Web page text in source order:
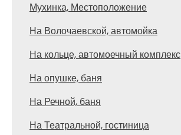
Мухинка, Местоположение
На Волочаевской, автомойка
На кольце, автомоечный комплекс
На опушке, баня
На Речной, баня
На Театральной, гостиница